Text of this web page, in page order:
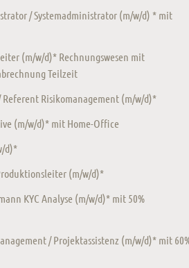
/ Systemadministrator (m/w/d) * mit
(m/w/d)* Rechnungswesen mit
Teilzeit
Risikomanagement (m/w/d)*
(m/w/d)* mit Home-Office
d)*
(m/w/d)*
KYC Analyse (m/w/d)* mit 50%
/ Projektassistenz (m/w/d)* mit